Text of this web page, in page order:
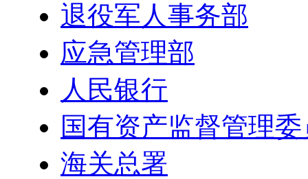
退役军人事务部
应急管理部
人民银行
国有资产监督管理
海关总署